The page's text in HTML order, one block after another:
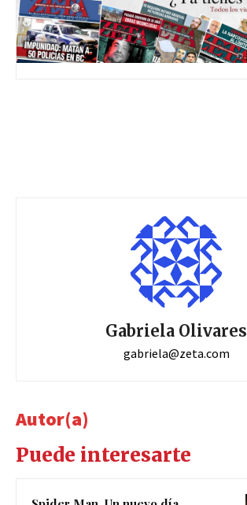
Gabriela Olivares
gabriela@zeta.com
Autor(a)
Puede interesarte